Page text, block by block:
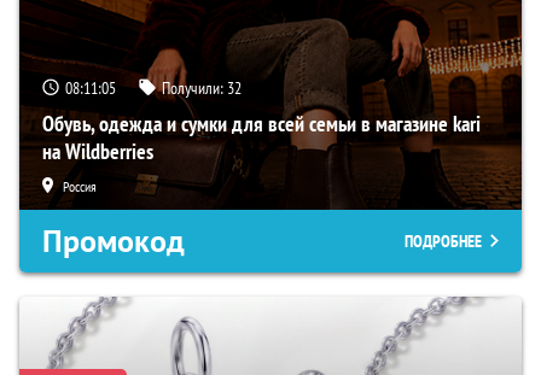
08:11:04 Получили: 32
Обувь, одежда и сумки для всей семьи в магазине kari
на Wildberries
Россия
Промокод ПОДРОБНЕЕ